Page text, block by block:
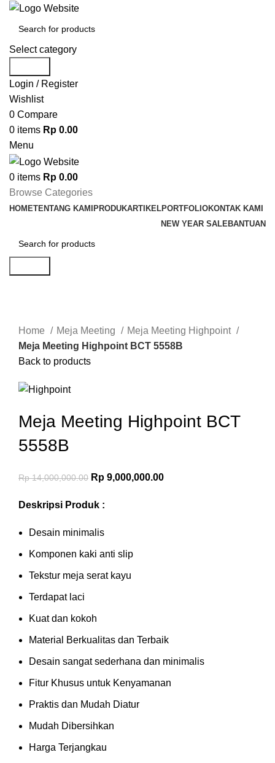
Select category
Login / Register
Wishlist
0 Compare
0 items Rp 0.00
Menu
0 items Rp 0.00
Browse Categories
HOMETENTANG KAMIPRODUKARTIKELPORTFOLIOKONTAK KAMI
NEW YEAR SALEBANTUAN
Home
Meja Meeting
Meja Meeting Highpoint
Meja Meeting Highpoint BCT 5558B
Back to products
Meja Meeting Highpoint BCT
5558B
Rp14,000,000.00 Rp 9,000,000.00
Deskripsi Produk :
Desain minimalis
Komponen kaki anti slip
Tekstur meja serat kayu
Terdapat laci
Kuat dan kokoh
Material Berkualitas dan Terbaik
Desain sangat sederhana dan minimalis
Fitur Khusus untuk Kenyamanan
Praktis dan Mudah Diatur
Mudah Dibersihkan
Harga Terjangkau